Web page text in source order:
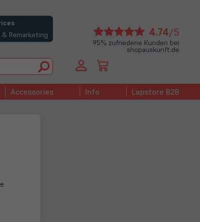
Remarketing 4.74/5
95% zufriedene Kunden bei
shopauskunft.de
Accessories Info Lapstore B2B